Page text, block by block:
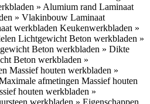
» Alumium rand Laminaat
» Vlakinbouw Laminaat
werkbladen Keukenwerkbladen »
Lichtgewicht Beton werkbladen »
Beton werkbladen » Dikte
Beton werkbladen »
Massief houten werkbladen »
afmetingen Massief houten
houten werkbladen »